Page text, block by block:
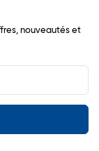
nouveautés et